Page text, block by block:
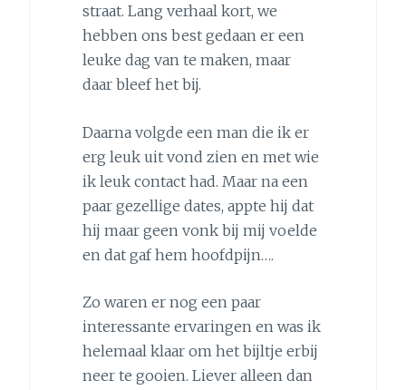
straat. Lang verhaal kort, we
hebben ons best gedaan er een
leuke dag van te maken, maar
daar bleef het bij.
Daarna volgde een man die ik er
erg leuk uit vond zien en met wie
ik leuk contact had. Maar na een
paar gezellige dates, appte hij dat
hij maar geen vonk bij mij voelde
en dat gaf hem hoofdpijn….
Zo waren er nog een paar
interessante ervaringen en was ik
helemaal klaar om het bijltje erbij
neer te gooien. Liever alleen dan